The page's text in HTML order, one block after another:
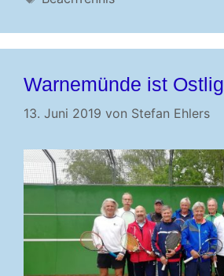
Warnemünde ist
13. Juni 2019 von Stefan Ehlers